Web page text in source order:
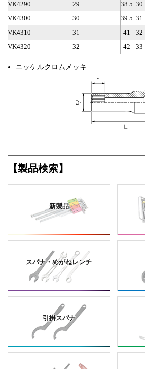
VK4290
29 38.5 30
VK4300
30 39.5 31
VK4310
31 41 32
VK4320
32 42 33
ニッケルクロムメッキ
【製品検索】
新製品
スパナ・めがねレンチ
引掛スパナ